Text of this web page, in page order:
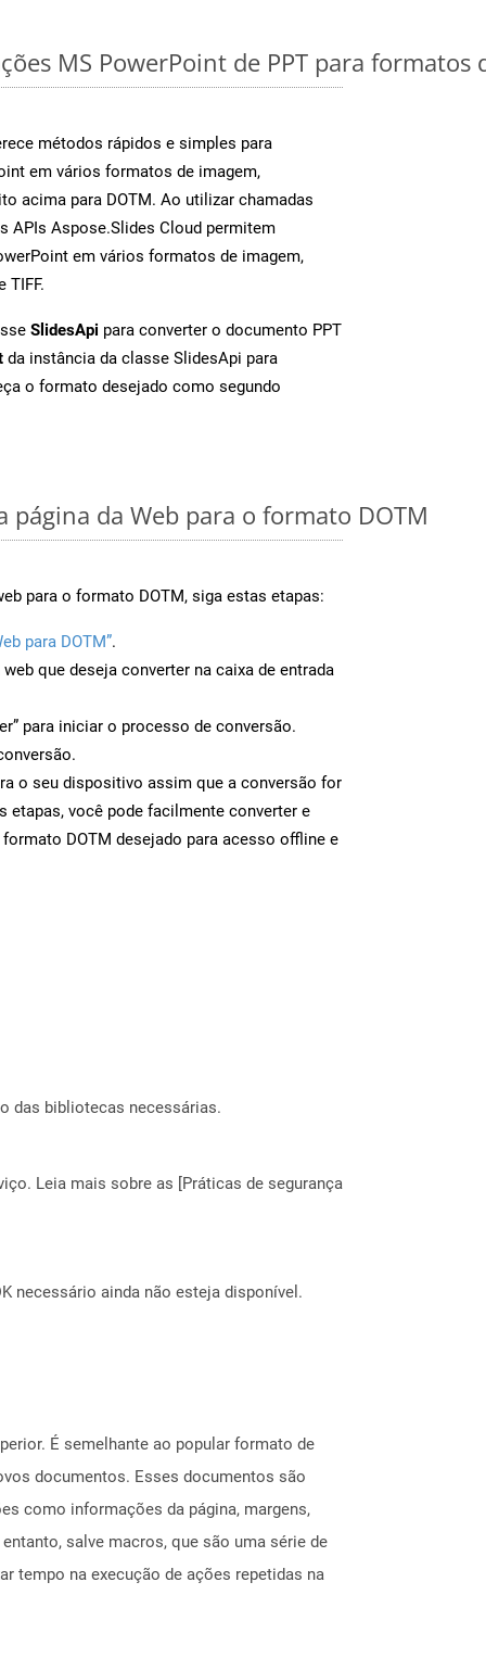
MS PowerPoint de PPT para formatos
métodos rápidos e simples para
em vários formatos de imagem,
acima para DOTM. Ao utilizar chamadas
APIs Aspose.Slides Cloud permitem
em vários formatos de imagem,
TIFF.
SlidesApi para converter o documento PPT
da instância da classe SlidesApi para
o formato desejado como segundo
página da Web para o formato DOTM
para o formato DOTM, siga estas etapas:
para DOTM”.
que deseja converter na caixa de entrada
para iniciar o processo de conversão.
o seu dispositivo assim que a conversão for
etapas, você pode facilmente converter e
DOTM desejado para acesso offline e
das bibliotecas necessárias.
Leia mais sobre as [Práticas de segurança
necessário ainda não esteja disponível.
É semelhante ao popular formato de
documentos. Esses documentos são
como informações da página, margens,
salve macros, que são uma série de
tempo na execução de ações repetidas na